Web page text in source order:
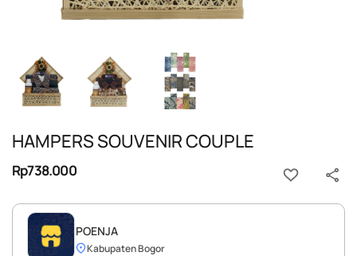
HAMPERS SOUVENIR COUPLE
Rp738.000
POENJA
Kabupaten Bogor